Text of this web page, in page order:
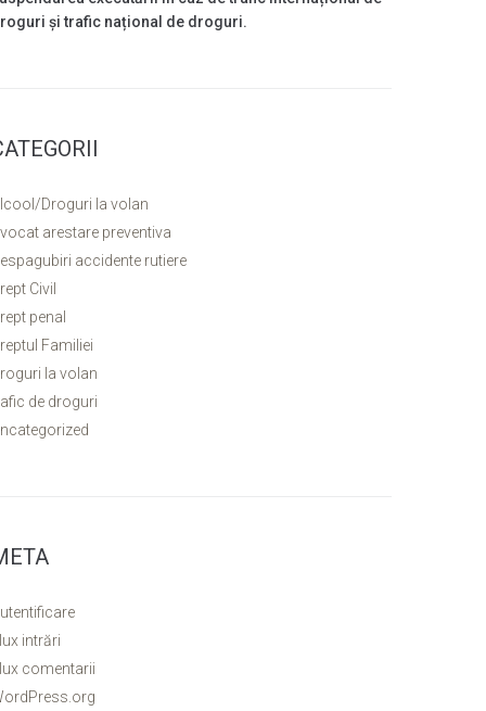
și trafic național de droguri.
Droguri la volan
arestare preventiva
accidente rutiere
Civil
penal
Familiei
la volan
de droguri
intrări
comentarii